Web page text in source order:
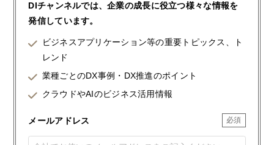
DIチャンネルでは、企業の成長に役立つ様々な情報を
発信しています。
ビジネスアプリケーション等の重要トピックス、ト
レンド
業種ごとのDX事例・DX推進のポイント
クラウドやAIのビジネス活用情報
メールアドレス